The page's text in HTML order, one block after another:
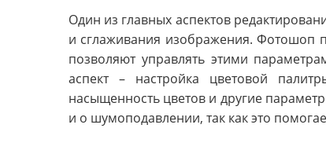
Один из главных аспектов
и сглаживания изображения. Фотошоп
позволяют управлять этими
аспект – настройка цветовой
насыщенность цветов и другие
и о шумоподавлении, так как это